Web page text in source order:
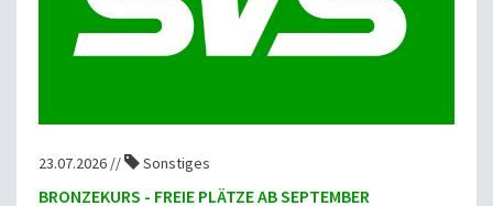
23.07.2026 // Sonstiges
BRONZEKURS - FREIE PLÄTZE AB SEPTEMBER